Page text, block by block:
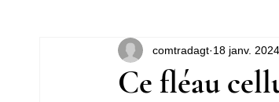
Ce fléau
comtradagt 18 janv. 2024